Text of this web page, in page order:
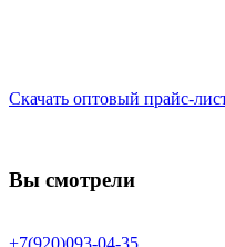
Скачать оптовый прайс-
Вы смотрели
+7(920)093-04-35